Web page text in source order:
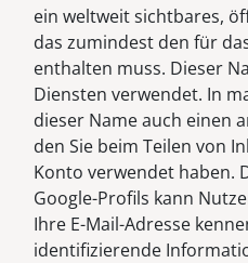
ein weltweit sichtbares,
das zumindest den für
enthalten muss. Dieser
Diensten verwendet. In
dieser Name auch einen
den Sie beim Teilen von
Konto verwendet haben.
Google-Profils kann
Ihre E-Mail-Adresse
identifizierende